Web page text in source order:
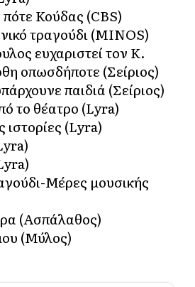
Κούδας (CBS)
τραγούδι (ΜΙΝΟS)
ευχαριστεί τον Κ.
οπωσδήποτε (Σείριος)
παιδιά (Σείριος)
το θέατρο (Lyra)
(Lyra)
Μέρες μουσικής
(Ασπάλαθος)
(Μύλος)